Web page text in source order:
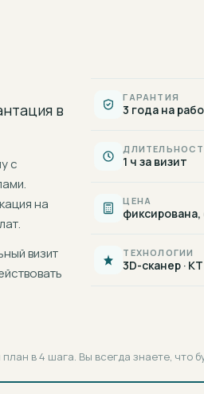
в
с
на
визит
ГАРАНТИЯ
3 года на
1 ч за визит
ЦЕНА
фиксирована,
ТЕХНОЛОГИИ
3D-сканер ·
в 4 шага. Вы всегда знаете, что